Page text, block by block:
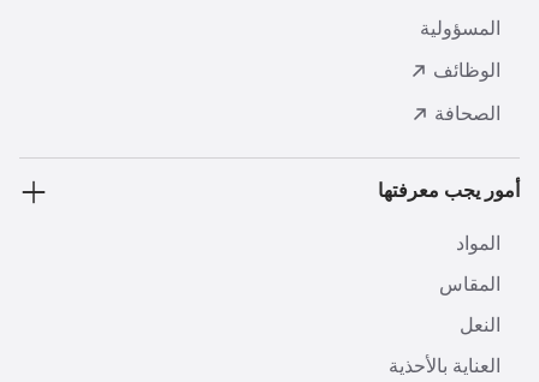
المسؤولية
الوظائف
الصحافة
أمور يجب معرفتها
المواد
المقاس
النعل
العناية بالأحذية